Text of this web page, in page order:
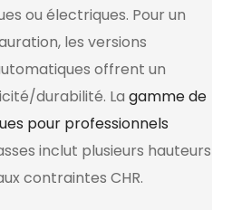
ou électriques. Pour un
les versions
offrent un
durabilité. Lagamme de
pour professionnels
inclut plusieurs hauteurs
contraintes CHR.